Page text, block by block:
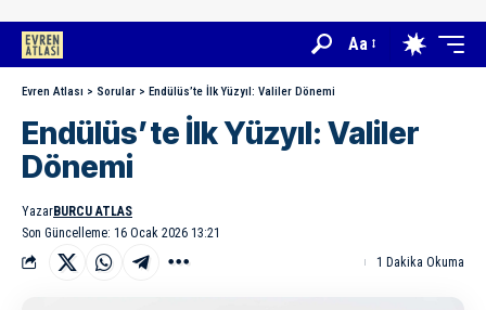
Aa
Evren Atlası > Sorular > Endülüs’te İlk Yüzyıl: Valiler Dönemi
Endülüs’te İlk Yüzyıl: Valiler
Dönemi
Son Güncelleme: 16 Ocak 2026 13:21
YazarBURCU ATLAS
1 Dakika Okuma